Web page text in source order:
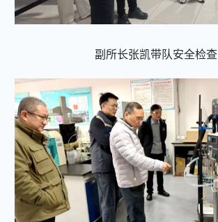
副所长张凯带队安全检查